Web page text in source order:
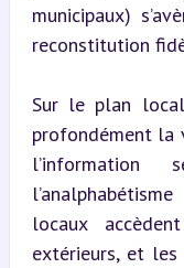
municipaux)
reconstitution
Sur le plan
profondément la
locaux
extérieurs, et